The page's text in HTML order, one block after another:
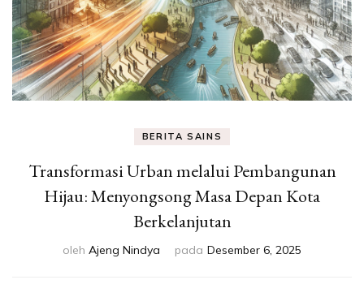
BERITA SAINS
Transformasi Urban melalui Pembangunan
Hijau: Menyongsong Masa Depan Kota
Berkelanjutan
oleh Ajeng Nindya pada Desember 6, 2025